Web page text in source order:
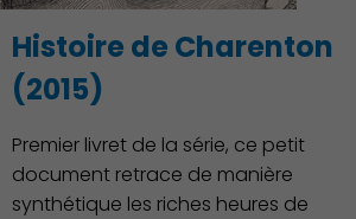
Histoire de Charenton
(2015)
Premier livret de la série, ce petit
document retrace de manière
synthétique les riches heures de